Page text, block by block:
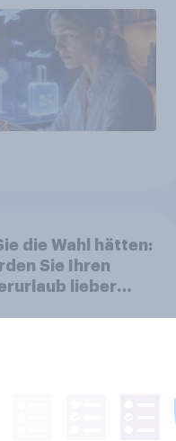
der
bereits
werden
die Wahl hätten:
Sie Ihren
lieber